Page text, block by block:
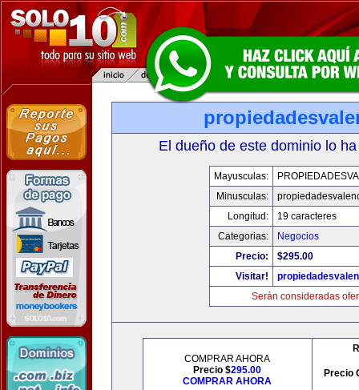
El dueño de este dominio lo
Mayusculas:
Minusculas:
Longitud:
19 caracteres
Categorias:
Negocios
Precio:
$295.00
Visitar!
Serán consideradas
COMPRAR AHORA
Precio $295.00
COMPRAR AHORA
Precio